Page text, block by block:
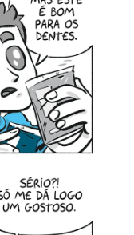
Search Button